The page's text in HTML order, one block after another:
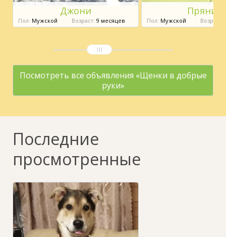
Джони
Пол: Мужской Возраст: 9 месяцев
Пряник
Пол: Мужской Возраст:
Посмотреть все объявления «Щенки в добрые
руки»
Последние
просмотренные